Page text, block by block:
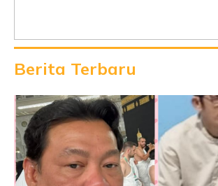
Berita Terbaru